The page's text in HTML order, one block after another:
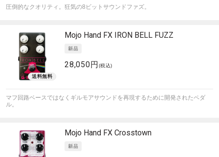
圧倒的なクオリティ。狂気の8ビットサウンドファズ。
Mojo Hand FX IRON BELL FUZZ
28,050円 (税込)
マフ回路ベースではなくギルモアサウンドを再現するために開発されたペダ
ル。
Mojo Hand FX Crosstown